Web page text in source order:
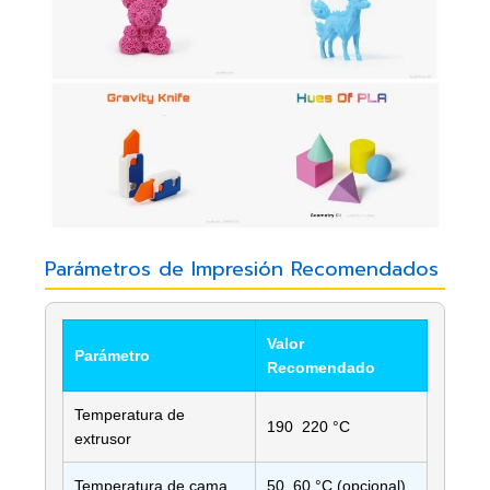
Parámetros de Impresión Recomendados
Parámetro
Valor
Recomendado
Temperatura de
extrusor
190  220 °C
Temperatura de cama 50  60 °C (opcional)